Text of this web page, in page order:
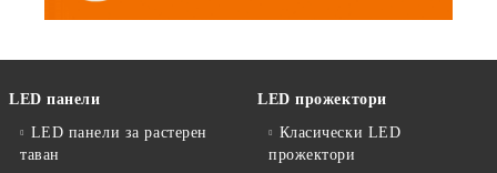
LED панели
LED панели за растерен
таван
LED прожектори
Класически LED
прожектори